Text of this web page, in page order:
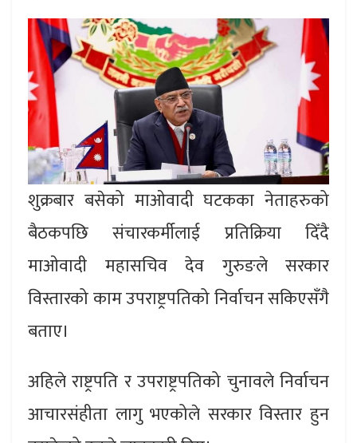
शुक्रबार बसेको माओवादी घटकका नेताहरुको
बैठकपछि संचारकर्मीलाई प्रतिक्रिया दिँदै
माओवादी महासचिव देव गुरुङले सरकार
विस्तारको काम उपराष्ट्रपतिको निर्वाचन सकिएसँगै
बताए।
अहिले राष्ट्रपति र उपराष्ट्रपतिको चुनावले निर्वाचन
आचारसंहीता लागु भएकोले सरकार विस्तार हुन